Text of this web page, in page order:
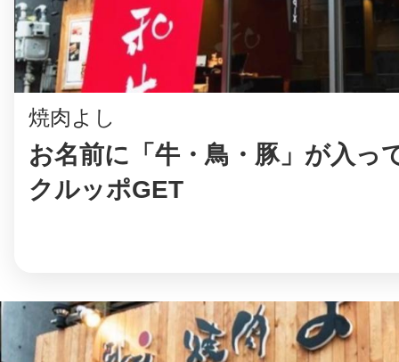
焼肉よし
お名前に「牛・鳥・豚」が入っ
クルッポGET